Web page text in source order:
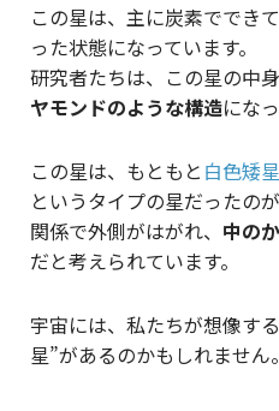
この星は、主に炭素ででき
った状態になっています。
研究者たちは、この星の中
ヤモンドのような構造にな
この星は、もともと 白色矮星
というタイプの星だったの
関係で外側がはがれ、 中の
だと考えられています。
宇宙には、私たちが想像す
星”があるのかもしれません。